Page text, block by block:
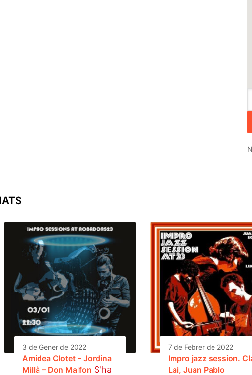
3 de Gener de 2022
Amidea Clotet – Jordina
Millà – Don Malfon S'ha
7 de Febrer de 2022
Impro jazz session.
Lai, Juan Pablo